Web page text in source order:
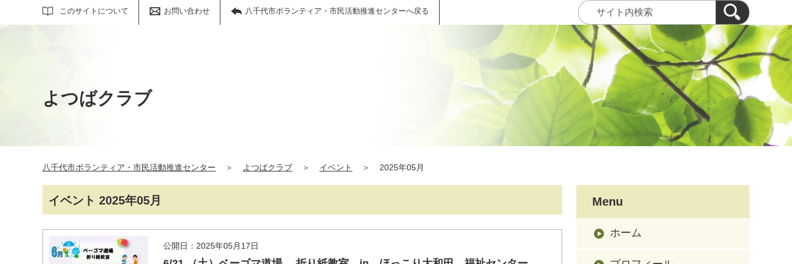
このサイトについて お問い合わせ 八千代市ボランティア・市民活動推進センターへ戻る
サイト内検索
よつばクラブ
八千代市ボランティア・市民活動推進センター ＞ よつばクラブ ＞ イベント ＞ 2025年05月
イベント 2025年05月
公開日：2025年05月17日
Menu
ホーム